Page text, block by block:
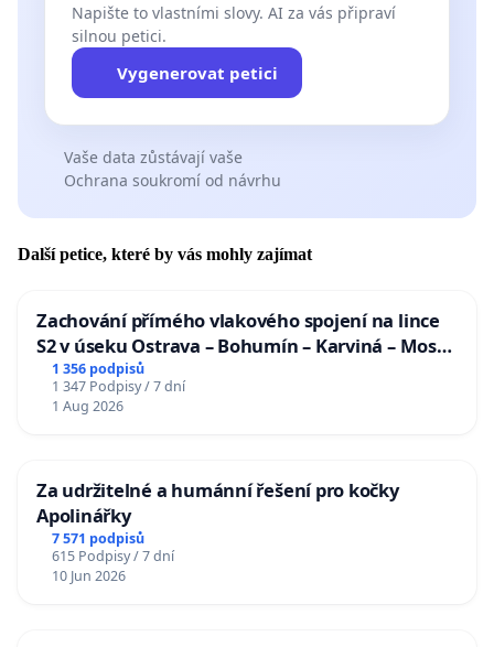
Napište to vlastními slovy. AI za vás připraví
silnou petici.
Vygenerovat petici
Vaše data zůstávají vaše
Ochrana soukromí od návrhu
Další petice, které by vás mohly zajímat
Zachování přímého vlakového spojení na lince
S2 v úseku Ostrava – Bohumín – Karviná – Mosty
u Jablunkova
1 356 podpisů
1 347 Podpisy / 7 dní
1 Aug 2026
Za udržitelné a humánní řešení pro kočky
Apolinářky
7 571 podpisů
615 Podpisy / 7 dní
10 Jun 2026